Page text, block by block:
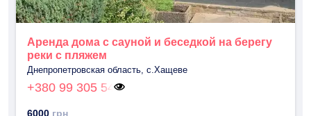
Аренда дома с сауной и беседкой на берегу
реки с пляжем
Днепропетровская область, с.Хащеве
+380 99 305 54
6000 грн